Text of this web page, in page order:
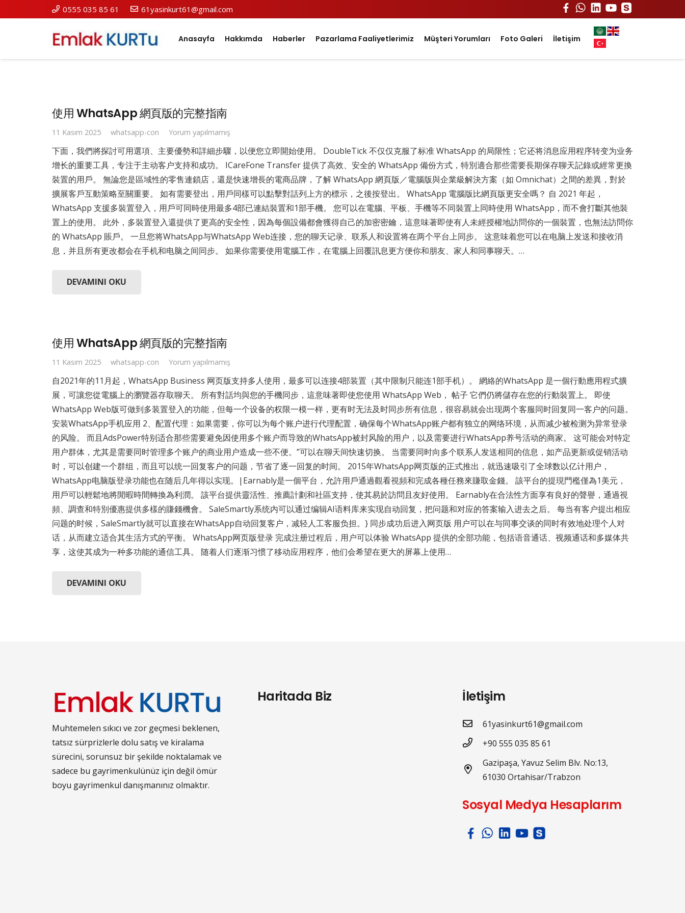
0555 035 85 61 61yasinkurt61@gmail.com
Anasayfa Hakkımda Haberler Pazarlama Faaliyetlerimiz Müşteri Yorumları Foto Galeri İletişim
使用 WhatsApp 網頁版的完整指南
11 Kasım 2025 whatsapp-con Yorum yapılmamış
下面，我們將探討可用選項、主要優勢和詳細步驟，以便您立即開始使用。 DoubleTick 不仅仅克服了标准 WhatsApp 的局限性；它还将消息应用程序转变为业务
增长的重要工具，专注于主动客户支持和成功。 ICareFone Transfer 提供了高效、安全的 WhatsApp 備份方式，特別適合那些需要長期保存聊天記錄或經常更換
裝置的用戶。 無論您是區域性的零售連鎖店，還是快速增長的電商品牌，了解 WhatsApp 網頁版／電腦版與企業級解決方案（如 Omnichat）之間的差異，對於
擴展客戶互動策略至關重要。 如有需要登出，用戶同樣可以點擊對話列上方的標示，之後按登出。 WhatsApp 電腦版比網頁版更安全嗎？ 自 2021 年起，
WhatsApp 支援多裝置登入，用戶可同時使用最多4部已連結裝置和1部手機。 您可以在電腦、平板、手機等不同裝置上同時使用 WhatsApp，而不會打斷其他裝
置上的使用。 此外，多裝置登入還提供了更高的安全性，因為每個設備都會獲得自己的加密密鑰，這意味著即使有人未經授權地訪問你的一個裝置，也無法訪問你
的 WhatsApp 賬戶。 一旦您将WhatsApp与WhatsApp Web连接，您的聊天记录、联系人和设置将在两个平台上同步。 这意味着您可以在电脑上发送和接收消
息，并且所有更改都会在手机和电脑之间同步。 如果你需要使用電腦工作，在電腦上回覆訊息更方便你和朋友、家人和同事聊天。…
DEVAMINI OKU
使用 WhatsApp 網頁版的完整指南
11 Kasım 2025 whatsapp-con Yorum yapılmamış
自2021年的11月起，WhatsApp Business 网页版支持多人使用，最多可以连接4部装置（其中限制只能连1部手机）。 網絡的WhatsApp 是一個行動應用程式擴
展，可讓您從電腦上的瀏覽器存取聊天。 所有對話均與您的手機同步，這意味著即使您使用 WhatsApp Web， 帖子 它們仍將儲存在您的行動裝置上。 即使
WhatsApp Web版可做到多装置登入的功能，但每一个设备的权限一模一样，更有时无法及时同步所有信息，很容易就会出现两个客服同时回复同一客户的问题。
安装WhatsApp手机应用 2、配置代理：如果需要，你可以为每个账户进行代理配置，确保每个WhatsApp账户都有独立的网络环境，从而减少被检测为异常登录
的风险。 而且AdsPower特别适合那些需要避免因使用多个账户而导致的WhatsApp被封风险的用户，以及需要进行WhatsApp养号活动的商家。 这可能会对特定
用户群体，尤其是需要同时管理多个账户的商业用户造成一些不便。”可以在聊天间快速切换。 当需要同时向多个联系人发送相同的信息，如产品更新或促销活动
时，可以创建一个群组，而且可以统一回复客户的问题，节省了逐一回复的时间。 2015年WhatsApp网页版的正式推出，就迅速吸引了全球数以亿计用户，
WhatsApp电脑版登录功能也在随后几年得以实现。|Earnably是一個平台，允許用戶通過觀看視頻和完成各種任務來賺取金錢。 該平台的提現門檻僅為1美元，
用戶可以輕鬆地將閒暇時間轉換為利潤。 該平台提供靈活性、推薦計劃和社區支持，使其易於訪問且友好使用。 Earnably在合法性方面享有良好的聲譽，通過視
頻、調查和特別優惠提供多樣的賺錢機會。 SaleSmartly系统内可以通过编辑AI语料库来实现自动回复，把问题和对应的答案输入进去之后。 每当有客户提出相应
问题的时候，SaleSmartly就可以直接在WhatsApp自动回复客户，减轻人工客服负担。} 同步成功后进入网页版 用户可以在与同事交谈的同时有效地处理个人对
话，从而建立适合其生活方式的平衡。 WhatsApp网页版登录 完成注册过程后，用户可以体验 WhatsApp 提供的全部功能，包括语音通话、视频通话和多媒体共
享，这使其成为一种多功能的通信工具。 随着人们逐渐习惯了移动应用程序，他们会希望在更大的屏幕上使用…
DEVAMINI OKU
Muhtemelen sıkıcı ve zor geçmesi beklenen,
tatsız sürprizlerle dolu satış ve kiralama
sürecini, sorunsuz bir şekilde noktalamak ve
sadece bu gayrimenkulünüz için değil ömür
boyu gayrimenkul danışmanınız olmaktır.
Haritada Biz İletişim
61yasinkurt61@gmail.com
+90 555 035 85 61
Gazipaşa, Yavuz Selim Blv. No:13,
61030 Ortahisar/Trabzon
Sosyal Medya Hesaplarım